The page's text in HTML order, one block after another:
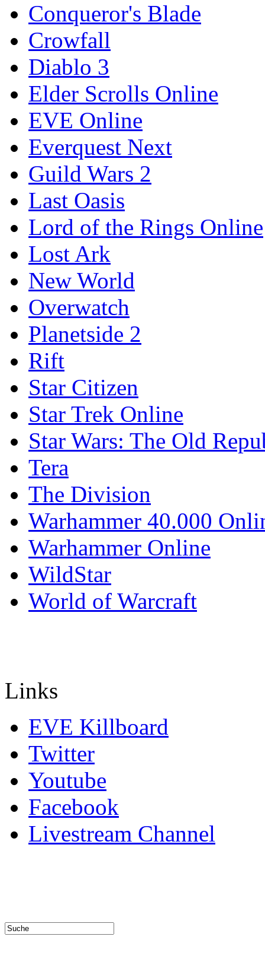
Conqueror's Blade
Crowfall
Diablo 3
Elder Scrolls Online
EVE Online
Everquest Next
Guild Wars 2
Last Oasis
Lord of the Rings Online
Lost Ark
New World
Overwatch
Planetside 2
Rift
Star Citizen
Star Trek Online
Star Wars: The Old
Tera
The Division
Warhammer 40.000
Warhammer Online
WildStar
World of Warcraft
Links
EVE Killboard
Twitter
Youtube
Facebook
Livestream Channel